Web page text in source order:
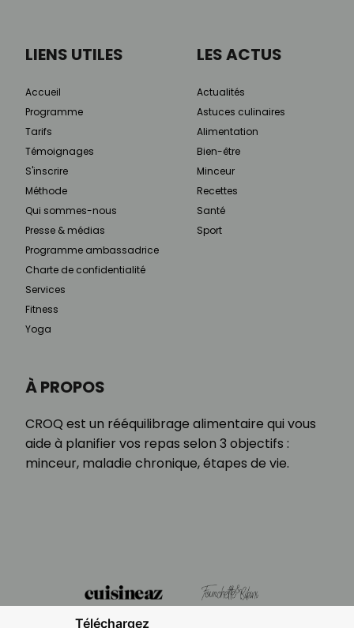
À PROPOS
CROQ est un rééquilibrage alimentaire qui vous
aide à planifier vos repas selon 3 objectifs :
minceur, maladie chronique, étapes de vie.
LIENS UTILES
Accueil
Programme
Tarifs
Témoignages
S'inscrire
Méthode
Qui sommes-nous
Presse & médias
Programme ambassadrice
Charte de confidentialité
Services
Fitness
Yoga
LES ACTUS
Actualités
Astuces culinaires
Alimentation
Bien-être
Minceur
Recettes
Santé
Sport
Téléchargez